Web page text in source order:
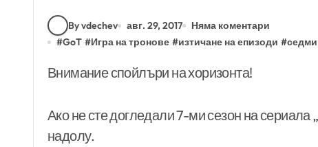
By vdechev авг. 29, 2017
Няма коментари
#GoT #Игра на тронове #изтичане на епизоди #
Внимание спойлъри на хоризонта!
Ако не сте догледали 7-ми сезон на сериала
надолу.